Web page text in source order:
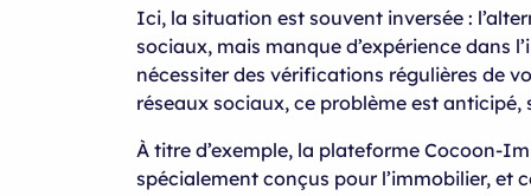
Ici, la situation est souvent inversée :
sociaux, mais manque d’expérience dans
nécessiter des vérifications régulières de
réseaux sociaux, ce problème est anticipé,
À titre d’exemple, la plateforme Cocoon-
spécialement conçus pour l’immobilier, et